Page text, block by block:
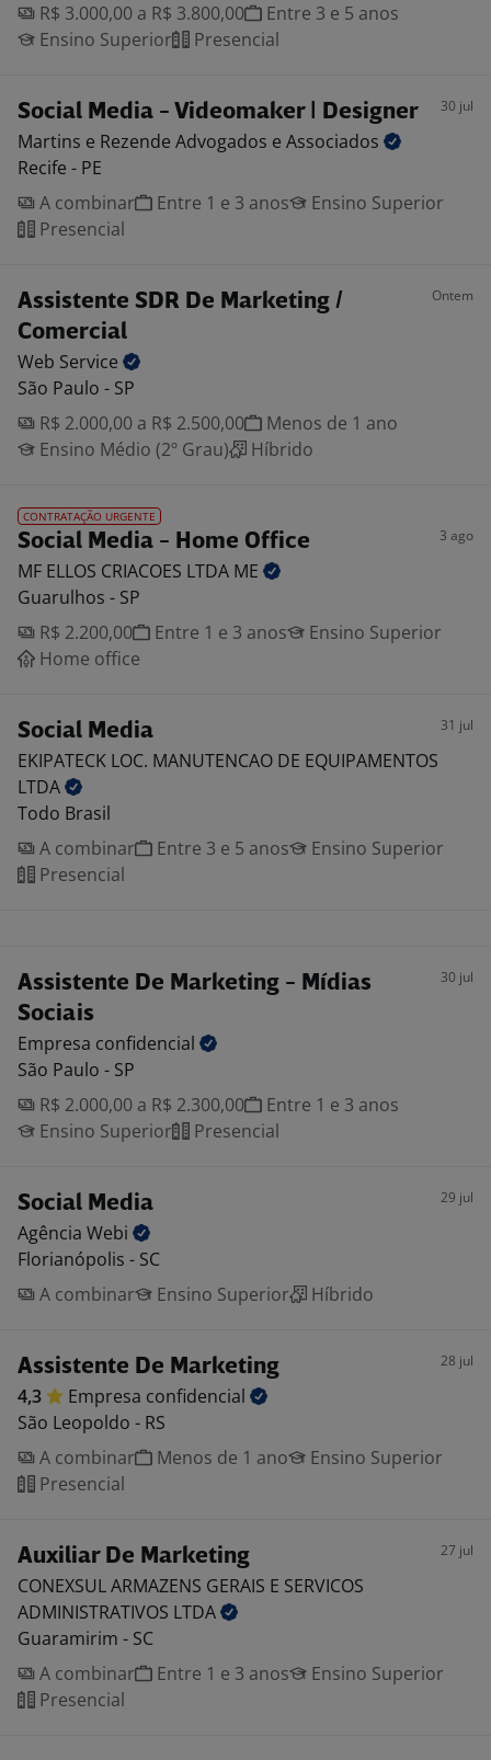
R$ 3.000,00 a R$ 3.800,00
Entre 3 e 5 anos
Ensino Superior
Presencial
Social Media - Videomaker | Designer 30 jul
Martins e Rezende Advogados e Associados
Recife - PE
A combinar
Entre 1 e 3 anos
Ensino Superior
Presencial
Assistente SDR De Marketing /
Comercial
Ontem
Web Service
São Paulo - SP
R$ 2.000,00 a R$ 2.500,00
Menos de 1 ano
Ensino Médio (2º Grau)
Híbrido
CONTRATAÇÃO URGENTE
Social Media - Home Office 3 ago
MF ELLOS CRIACOES LTDA ME
Guarulhos - SP
R$ 2.200,00
Entre 1 e 3 anos
Ensino Superior
Home office
Social Media 31 jul
EKIPATECK LOC. MANUTENCAO DE EQUIPAMENTOS
LTDA
Todo Brasil
A combinar
Entre 3 e 5 anos
Ensino Superior
Presencial
Assistente De Marketing - Mídias
Sociais
30 jul
Empresa confidencial
São Paulo - SP
R$ 2.000,00 a R$ 2.300,00
Entre 1 e 3 anos
Ensino Superior
Presencial
Social Media 29 jul
Agência Webi
Florianópolis - SC
A combinar
Ensino Superior Híbrido
Assistente De Marketing 28 jul
4,3 Empresa confidencial
São Leopoldo - RS
A combinar
Menos de 1 ano
Ensino Superior
Presencial
Auxiliar De Marketing 27 jul
CONEXSUL ARMAZENS GERAIS E SERVICOS
ADMINISTRATIVOS LTDA
Guaramirim - SC
A combinar
Entre 1 e 3 anos
Ensino Superior
Presencial